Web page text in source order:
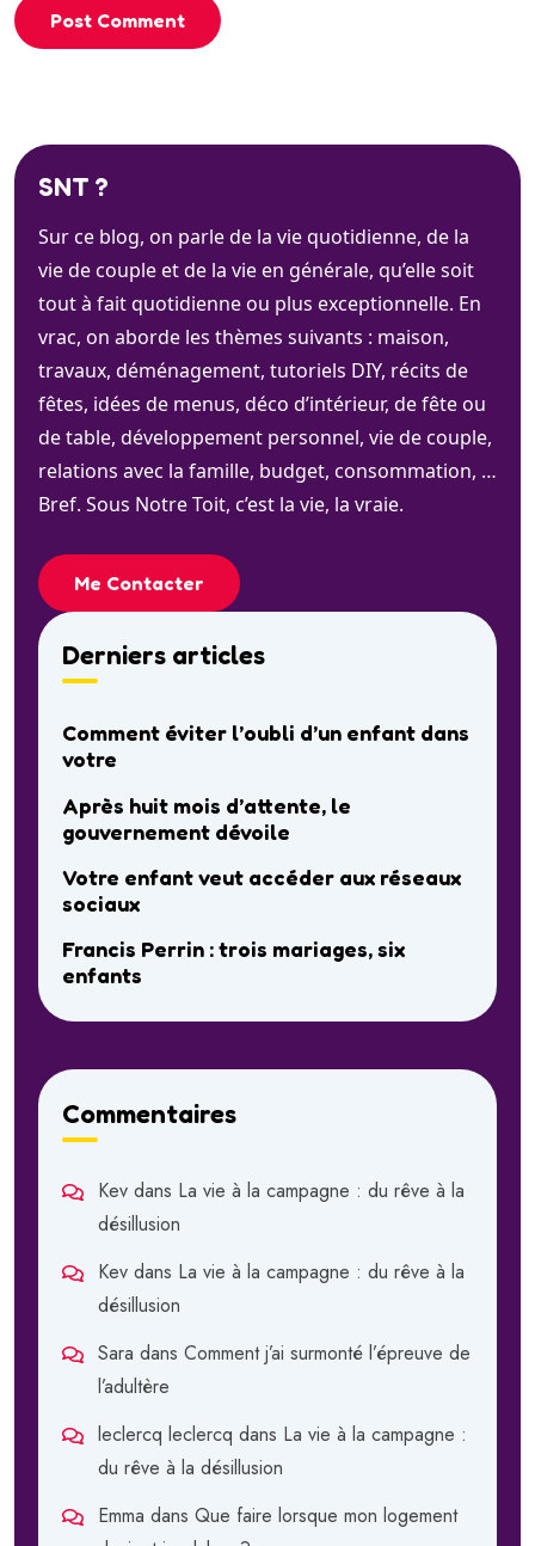
Post Comment
SNT ?
Sur ce blog, on parle de la vie quotidienne, de la
vie de couple et de la vie en générale, qu’elle soit
tout à fait quotidienne ou plus exceptionnelle. En
vrac, on aborde les thèmes suivants : maison,
travaux, déménagement, tutoriels DIY, récits de
fêtes, idées de menus, déco d’intérieur, de fête ou
de table, développement personnel, vie de couple,
relations avec la famille, budget, consommation, …
Bref. Sous Notre Toit, c’est la vie, la vraie.
Me Contacter
Derniers articles
Comment éviter l’oubli d’un enfant dans
votre
Après huit mois d’attente, le
gouvernement dévoile
Votre enfant veut accéder aux réseaux
sociaux
Francis Perrin : trois mariages, six
enfants
Commentaires
Kev dans La vie à la campagne : du rêve à la
désillusion
Kev dans La vie à la campagne : du rêve à la
désillusion
Sara dans Comment j’ai surmonté l’épreuve de
l’adultère
leclercq leclercq dans La vie à la campagne :
du rêve à la désillusion
Emma dans Que faire lorsque mon logement